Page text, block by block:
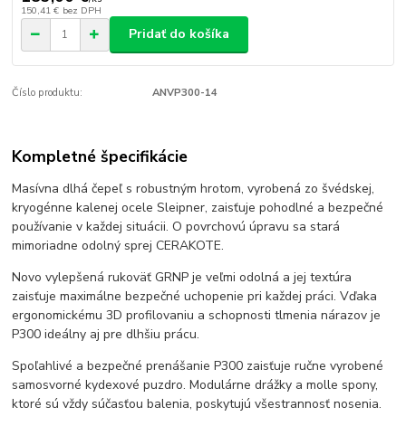
150,41 € bez DPH
Pridať do košíka
Číslo produktu: ANVP300-14
Kompletné špecifikácie
Masívna dlhá čepeľ s robustným hrotom, vyrobená zo švédskej,
kryogénne kalenej ocele Sleipner, zaisťuje pohodlné a bezpečné
používanie v každej situácii. O povrchovú úpravu sa stará
mimoriadne odolný sprej CERAKOTE.
Novo vylepšená rukoväť GRNP je veľmi odolná a jej textúra
zaisťuje maximálne bezpečné uchopenie pri každej práci. Vďaka
ergonomickému 3D profilovaniu a schopnosti tlmenia nárazov je
P300 ideálny aj pre dlhšiu prácu.
Spoľahlivé a bezpečné prenášanie P300 zaisťuje ručne vyrobené
samosvorné kydexové puzdro. Modulárne drážky a molle spony,
ktoré sú vždy súčasťou balenia, poskytujú všestrannosť nosenia.